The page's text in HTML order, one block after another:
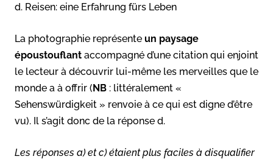
d. Reisen: eine Erfahrung fürs Leben
La photographie représente un paysage
époustouflant accompagné d’une citation qui enjoint
le lecteur à découvrir lui-même les merveilles que le
monde a à offrir (NB : littéralement «
Sehenswürdigkeit » renvoie à ce qui est digne d’être
vu). Il s’agit donc de la réponse d.
Les réponses a) et c) étaient plus faciles à disqualifier